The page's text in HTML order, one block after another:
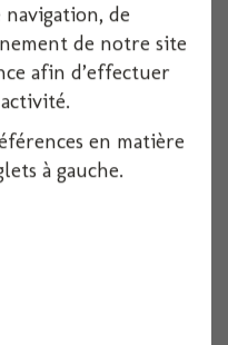
de
de notre site
afin d’effectuer
en matière
à gauche.